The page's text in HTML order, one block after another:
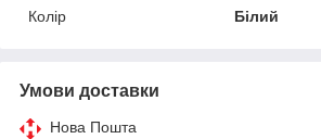
Колір
Білий
Умови доставки
Нова Пошта